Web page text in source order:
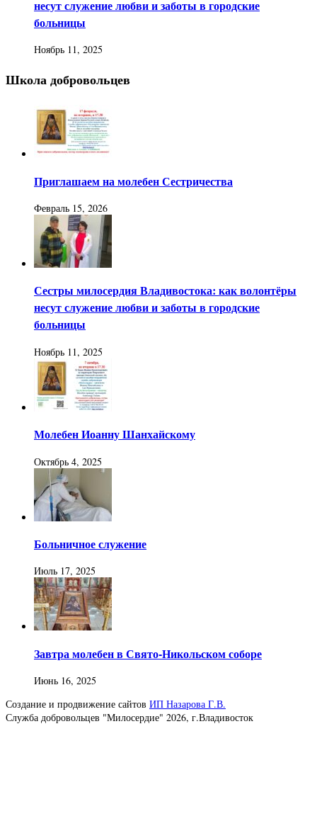
несут служение любви и заботы в городские
больницы
Ноябрь 11, 2025
Школа добровольцев
Приглашаем на молебен Сестричества
Февраль 15, 2026
Сестры милосердия Владивостока: как волонтёры
несут служение любви и заботы в городские
больницы
Ноябрь 11, 2025
Молебен Иоанну Шанхайскому
Октябрь 4, 2025
Больничное служение
Июль 17, 2025
Завтра молебен в Свято-Никольском соборе
Июнь 16, 2025
Создание и продвижение сайтов ИП Назарова Г.В.
Служба добровольцев "Милосердие" 2026, г.Владивосток